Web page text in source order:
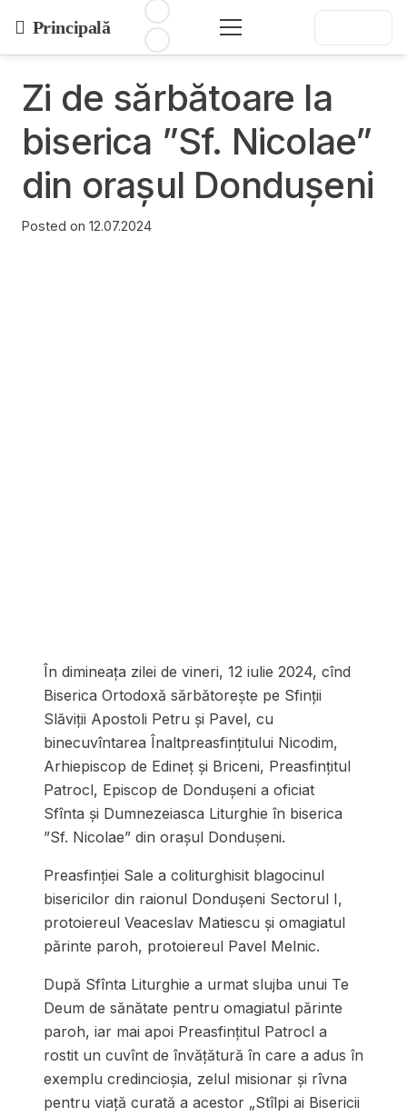
Principală
Zi de sărbătoare la
biserica ”Sf. Nicolae”
din orașul Dondușeni
Posted on 12.07.2024
În dimineaţa zilei de vineri, 12 iulie 2024, cînd
Biserica Ortodoxă sărbătoreşte pe Sfinții
Slăviții Apostoli Petru și Pavel, cu
binecuvîntarea Înaltpreasfințitului Nicodim,
Arhiepiscop de Edineț și Briceni, Preasfințitul
Patrocl, Episcop de Dondușeni a oficiat
Sfînta și Dumnezeiasca Liturghie în biserica
”Sf. Nicolae” din orașul Dondușeni.
Preasfinției Sale a coliturghisit blagocinul
bisericilor din raionul Dondușeni Sectorul I,
protoiereul Veaceslav Matiescu și omagiatul
părinte paroh, protoiereul Pavel Melnic.
După Sfînta Liturghie a urmat slujba unui Te
Deum de sănătate pentru omagiatul părinte
paroh, iar mai apoi Preasfințitul Patrocl a
rostit un cuvînt de învățătură în care a adus în
exemplu credincioșia, zelul misionar și rîvna
pentru viață curată a acestor „Stîlpi ai Bisericii